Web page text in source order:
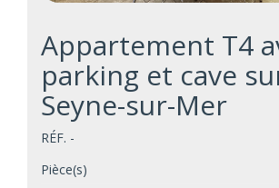
Appartement T4
parking et cave
Seyne-sur-Mer
RÉF. -
Pièce(s)